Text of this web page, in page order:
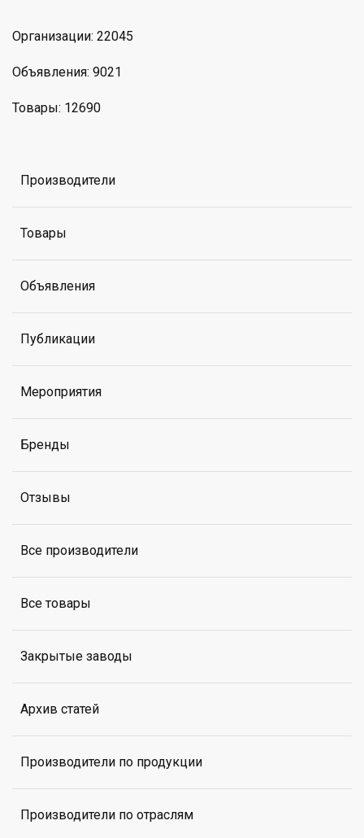
Организации: 22045
Объявления: 9021
Товары: 12690
Производители
Товары
Объявления
Публикации
Мероприятия
Бренды
Отзывы
Все производители
Все товары
Закрытые заводы
Архив статей
Производители по продукции
Производители по отраслям